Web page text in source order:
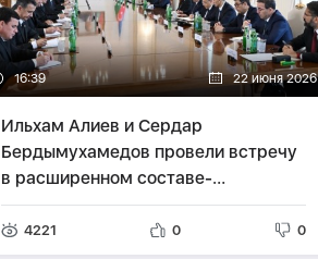
16:39 22 июня 2026
Ильхам Алиев и Сердар
Бердымухамедов провели встречу
в расширенном составе-
ОБНОВЛЕНО
4221 0 0